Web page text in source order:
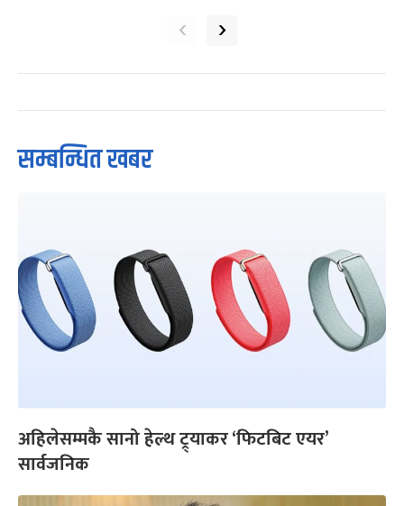
‹ ›
सम्बन्धित खबर
अहिलेसम्मकै सानो हेल्थ ट्र्याकर ‘फिटबिट एयर’
सार्वजनिक